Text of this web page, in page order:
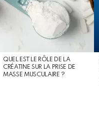
QUEL EST LE RÔLE DE LA
CRÉATINE SUR LA PRISE DE
MASSE MUSCULAIRE ?